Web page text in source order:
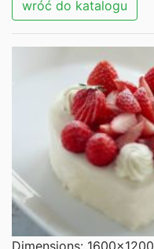
wróć do katalogu
Dimensions: 1600x1200